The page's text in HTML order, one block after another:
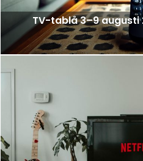
TV-tablå 3–9 augusti